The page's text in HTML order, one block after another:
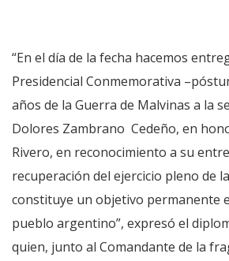
“En el día de la fecha hacemos
Presidencial Conmemorativa
años de la Guerra de Malvinas a la
Dolores Zambrano Cedeño, en
Rivero, en reconocimiento a su
recuperación del ejercicio pleno de
constituye un objetivo permanente
pueblo argentino”, expresó el
quien, junto al Comandante de la